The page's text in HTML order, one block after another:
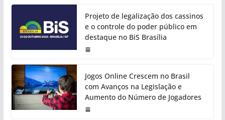
Projeto de legalização dos cassinos
e o controle do poder público em
destaque no BiS Brasília
Jogos Online Crescem no Brasil
com Avanços na Legislação e
Aumento do Número de Jogadores